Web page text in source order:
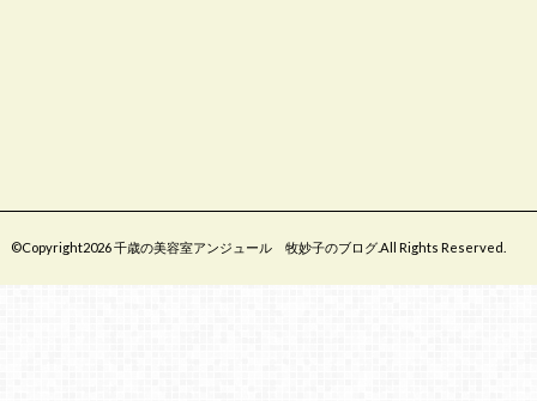
©Copyright2026千歳の美容室アンジュール 牧妙子のブログ.All Rights Reserved.